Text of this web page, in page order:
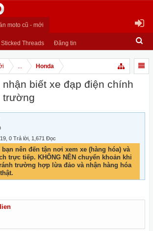
moto cũ - mới
Sticked Threads Đăng tin
... Honda
nhận biết xe đạp điện chính
trường
, 0 Trả lời, 1,671 Đọc
bạn nên đến tận nơi xem xe (hàng hóa) và
trực tiếp. KHÔNG NÊN chuyển khoản khi
trường hợp lừa đảo và nhận hàng hóa